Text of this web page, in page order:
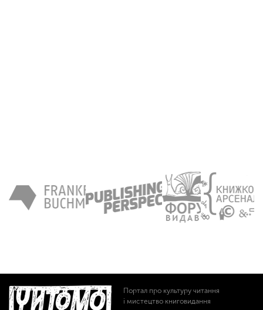
Портал про культуру читання
і мистецтво книговидання